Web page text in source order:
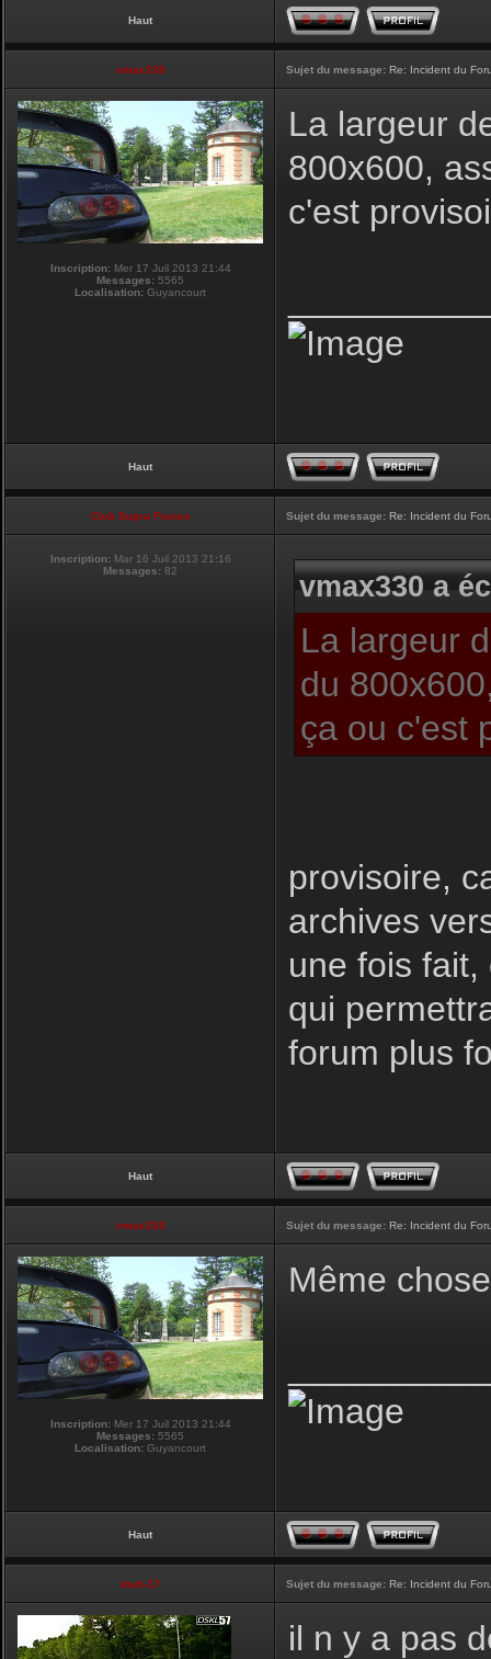
Haut
vmax330 Sujet du message: Re: Incident du
Inscription:Mer 17 Juil 2013 21:44
Messages: 5565
Localisation: Guyancourt
La largeur
800x600,
c'est
Haut
Club Supra France Sujet du message: Re: Incident du
Inscription: Mar 16 Juil 2013 21:16
Messages: 82 vmax330 a
La largeur
du
ça ou c'est
provisoire,
archives
une fois
qui
forum plus
Haut
vmax330 Sujet du message: Re: Incident du
Inscription:Mer 17 Juil 2013 21:44
Messages: 5565
Localisation: Guyancourt
Même
Haut
touti-17 Sujet du message: Re: Incident du
il n y a pas